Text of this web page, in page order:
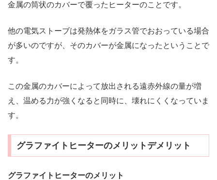
金属の筒状のカバーで覆ったヒーターのことです。
他の電気ストーブは発熱体をガラス管でおおっている場合
が多いのですが、そのカバーが金属になったということで
す。
この金属のカバーによって放出される遠赤外線の量が増
え、温める力が強くなると同時に、壊れにくくなっていま
す。
グラファイトヒーターのメリットデメリット
グラファイトヒーターのメリット